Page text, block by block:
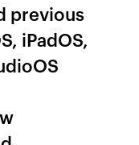
previous
iPadOS,